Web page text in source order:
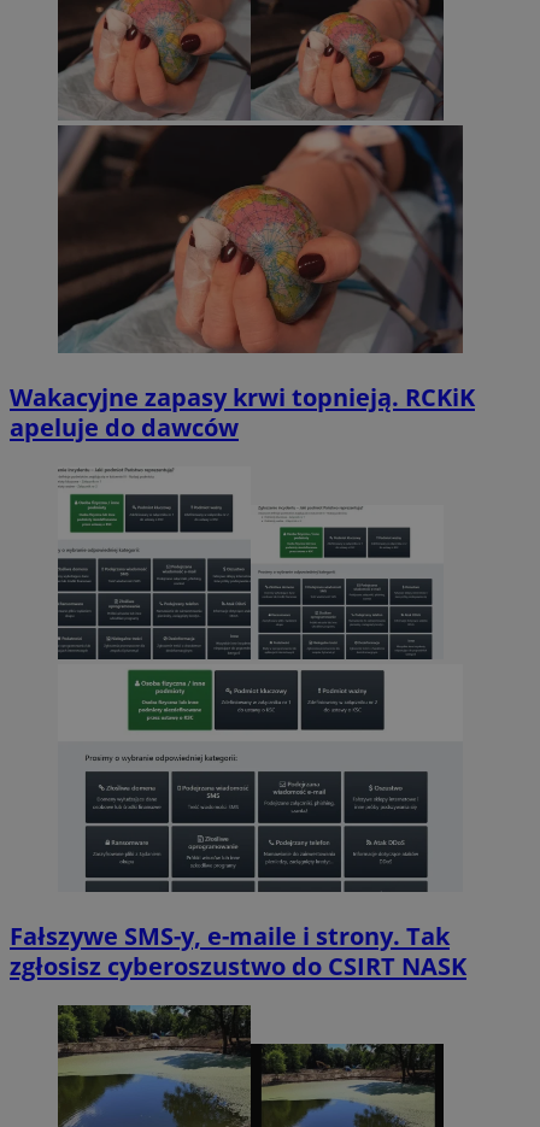
Wakacyjne zapasy krwi topnieją. RCKiK
apeluje do dawców
Fałszywe SMS-y, e-maile i strony. Tak
zgłosisz cyberoszustwo do CSIRT NASK